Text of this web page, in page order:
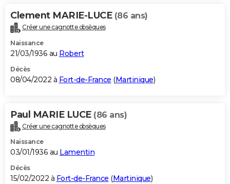
Clement MARIE-LUCE (86 ans)
Créer une cagnotte obsèques
Naissance
21/03/1936 au Robert
Décès
08/04/2022 à Fort-de-France (Martinique)
Paul MARIE LUCE (86 ans)
Créer une cagnotte obsèques
Naissance
03/01/1936 au Lamentin
Décès
15/02/2022 à Fort-de-France (Martinique)